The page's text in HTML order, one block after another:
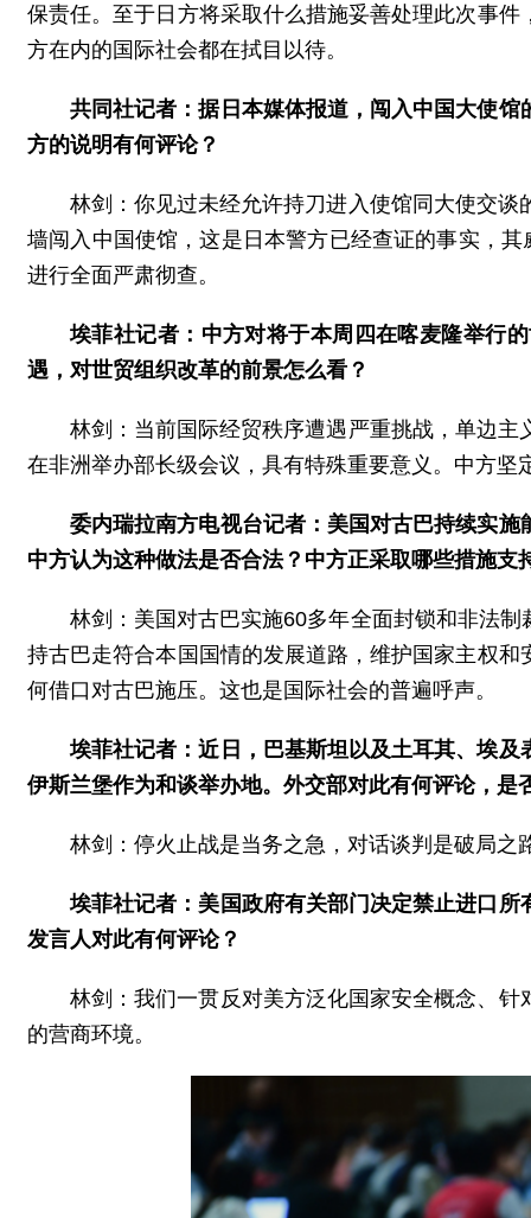
保责任。至于日方将采取什么措施妥善处理此次事
方在内的国际社会都在拭目以待。
共同社记者：据日本媒体报道，闯入中国大使
方的说明有何评论？
林剑：你见过未经允许持刀进入使馆同大使交
墙闯入中国使馆，这是日本警方已经查证的事实，
进行全面严肃彻查。
埃菲社记者：中方对将于本周四在喀麦隆举行
遇，对世贸组织改革的前景怎么看？
林剑：当前国际经贸秩序遭遇严重挑战，单边
在非洲举办部长级会议，具有特殊重要意义。中方
委内瑞拉南方电视台记者：美国对古巴持续实
中方认为这种做法是否合法？中方正采取哪些措施
林剑：美国对古巴实施60多年全面封锁和非法
持古巴走符合本国国情的发展道路，维护国家主权
何借口对古巴施压。这也是国际社会的普遍呼声。
埃菲社记者：近日，巴基斯坦以及土耳其、埃
伊斯兰堡作为和谈举办地。外交部对此有何评论，是
林剑：停火止战是当务之急，对话谈判是破局
埃菲社记者：美国政府有关部门决定禁止进口
发言人对此有何评论？
林剑：我们一贯反对美方泛化国家安全概念、
的营商环境。